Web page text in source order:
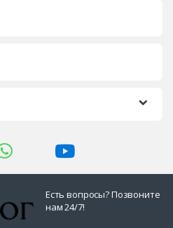
Есть вопросы? Позвоните
нам 24/7!